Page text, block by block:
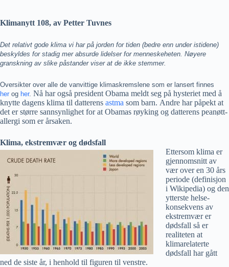
Klimanytt 108, av Petter Tuvnes
Det relativt gode klima vi har på jorden for tiden (bedre enn under istidene)
beskyldes for stadig mer absurde lidelser for menneskeheten. Nøyere
granskning av slike påstander viser at de ikke stemmer.
Oversikter over alle de vanvittige klimaskremslene som er lansert finnes
her og her. Nå har også president Obama meldt seg på hysteriet med å
knytte dagens klima til datterens astma som barn. Andre har påpekt at
det er større sannsynlighet for at Obamas røyking og datterens peanøtt-
allergi som er årsaken.
Klima, ekstremvær og dødsfall
Ettersom klima er
gjennomsnitt av
vær over en 30 års
periode (definisjon
i Wikipedia) og den
ytterste helse-
konsekvens av
ekstremvær er
dødsfall så er
realiteten at
klimarelaterte
dødsfall har gått
ned de siste år, i henhold til figuren til venstre.